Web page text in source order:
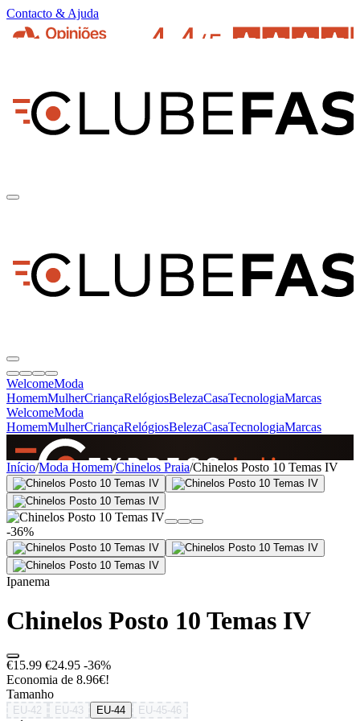
Contacto & Ajuda
WelcomeModa
HomemMulherCriançaRelógiosBelezaCasaTecnologiaMarcas
WelcomeModa
HomemMulherCriançaRelógiosBelezaCasaTecnologiaMarcas
SINCE 2005
+de 36.000 reviews
Início/Moda Homem/Chinelos Praia/Chinelos Posto 10 Temas IV
-36%
Ipanema
Chinelos Posto 10 Temas IV
€15.99 €24.95 -36%
Economia de 8.96€!
Tamanho
EU-42 EU-43 EU-44 EU-45-46